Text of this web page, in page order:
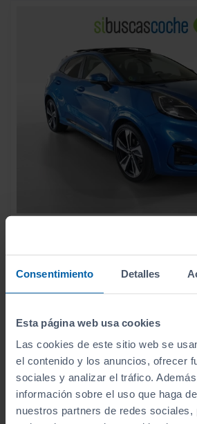
Consentimiento Detalles
Esta página web usa cookies
Las cookies de este sitio web se
el contenido y los anuncios, ofrecer
sociales y analizar el tráfico.
información sobre el uso que haga
nuestros partners de redes sociales,
37.300 km
2020
Automático
Gasolina